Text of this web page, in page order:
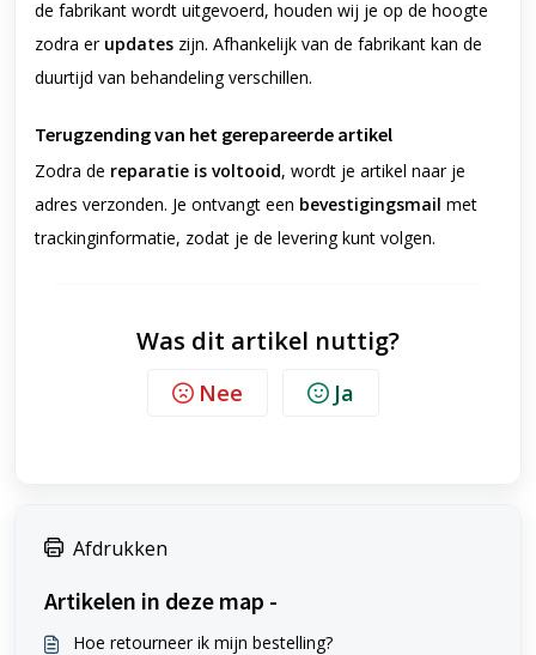
de fabrikant wordt uitgevoerd, houden wij je op de hoogte
zodra er updates zijn. Afhankelijk van de fabrikant kan de
duurtijd van behandeling verschillen.
Terugzending van het gerepareerde artikel
Zodra de reparatie is voltooid, wordt je artikel naar je
adres verzonden. Je ontvangt een bevestigingsmail met
trackinginformatie, zodat je de levering kunt volgen.
Was dit artikel nuttig?
Nee Ja
Afdrukken
Artikelen in deze map -
Hoe retourneer ik mijn bestelling?